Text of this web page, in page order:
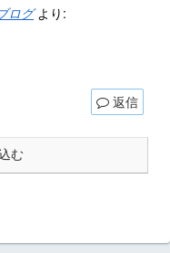
ログ より:
返信
む